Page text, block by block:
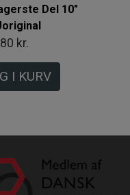
Del 10"
kr.
I KURV